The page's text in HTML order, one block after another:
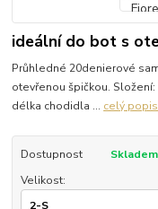
ideální do bot s
Průhledné 20denierové
otevřenou špičkou.
délka chodidla ... celý popis
Dostupnost
Velikost: